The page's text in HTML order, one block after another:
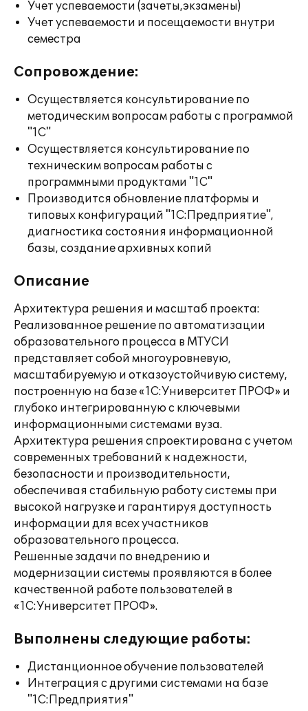
Учет успеваемости (зачеты,экзамены)
Учет успеваемости и посещаемости внутри
семестра
Сопровождение:
Осуществляется консультирование по
методическим вопросам работы с программой
"1С"
Осуществляется консультирование по
техническим вопросам работы с
программными продуктами "1С"
Производится обновление платформы и
типовых конфигураций "1С:Предприятие",
диагностика состояния информационной
базы, создание архивных копий
Описание
Архитектура решения и масштаб проекта:
Реализованное решение по автоматизации
образовательного процесса в МТУСИ
представляет собой многоуровневую,
масштабируемую и отказоустойчивую систему,
построенную на базе «1С:Университет ПРОФ» и
глубоко интегрированную с ключевыми
информационными системами вуза.
Архитектура решения спроектирована с учетом
современных требований к надежности,
безопасности и производительности,
обеспечивая стабильную работу системы при
высокой нагрузке и гарантируя доступность
информации для всех участников
образовательного процесса.
Решенные задачи по внедрению и
модернизации системы проявляются в более
качественной работе пользователей в
«1С:Университет ПРОФ».
Выполнены следующие работы:
Дистанционное обучение пользователей
Интеграция с другими системами на базе
"1С:Предприятия"